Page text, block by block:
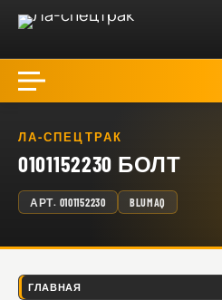
ЛА-СПЕЦТРАК
0101152230 БОЛТ
АРТ. 0101152230 BLUMAQ
ГЛАВНАЯ